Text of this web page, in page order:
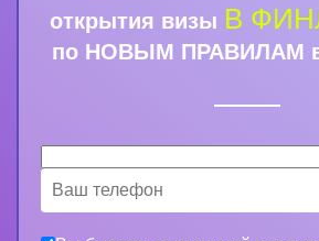
открытия визы В
по НОВЫМ ПРАВИЛАМ в